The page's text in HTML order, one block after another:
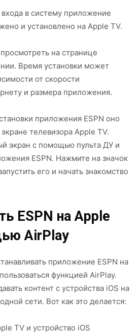
в систему приложение
и установлено на Apple TV.
на странице
Время установки может
от скорости
и размера приложения.
приложения ESPN оно
телевизора Apple TV.
экран с помощью пульта ДУ и
ESPN. Нажмите на значок
его и начать знакомство
ESPN на Apple
AirPlay
приложение ESPN на
функцией AirPlay.
контент с устройства iOS на
сети. Вот как это делается:
TV и устройство iOS